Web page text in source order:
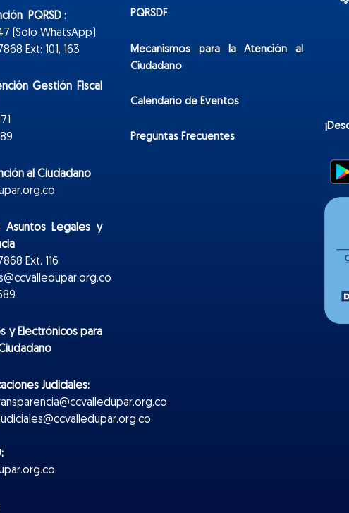
PQRSD :
(Solo WhatsApp)
Ext: 101, 163
Gestión Fiscal
al Ciudadano
Asuntos Legales y
Ext. 116
yElectrónicospara
Judiciales:
PQRSDF
Mecanismos para la Atención al
Ciudadano
Calendario de Eventos
Preguntas Frecuentes